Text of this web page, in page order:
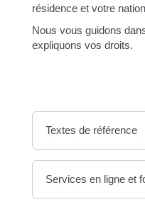
résidence et votre
Nous vous guidons
expliquons vos droits.
Textes de référence
Services en ligne et